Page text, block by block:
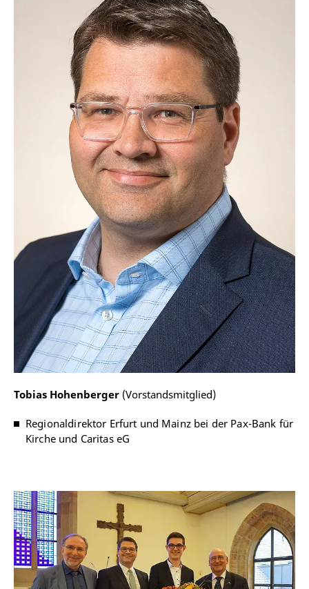
Freundeskreis der Katholisch-Theologischen
Fakultät Erfurt e.V.
IBAN DE 11 3706 0193 5000 9000 11
BIC GENODED1PAX
Tobias Hohenberger (Vorstandsmitglied)
Regionaldirektor Erfurt und Mainz bei der Pax-Bank für
Kirche und Caritas eG